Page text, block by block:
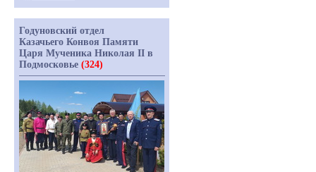
Годуновский отдел
Казачьего Конвоя Памяти
Царя Мученика Николая II в
Подмосковье (324)